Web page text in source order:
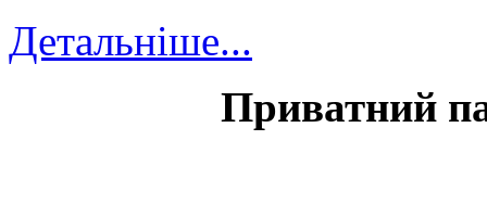
Детальніше...
Приватний